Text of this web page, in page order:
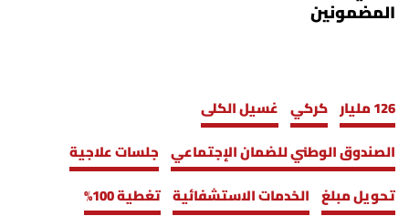
المضمونين
126 مليار كركي غسيل الكلى
الصندوق الوطني للضمان الإجتماعي جلسات علاجية
تحويل مبلغ الخدمات الاستشفائية تغطية 100%